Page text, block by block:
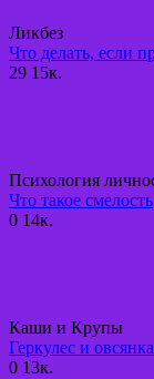
Ликбез
Что делать, если
29 15к.
Психология
Что такое смелость
0 14к.
Каши и Крупы
Геркулес и
0 13к.